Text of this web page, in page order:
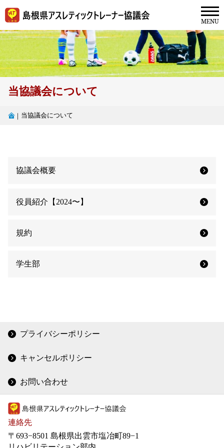
当協議会について
｜ 当協議会について
協議会概要
役員紹介【2024〜】
規約
学生部
プライバシーポリシー
キャンセルポリシー
お問い合わせ
連絡先
〒693−8501 島根県出雲市塩冶町89−1